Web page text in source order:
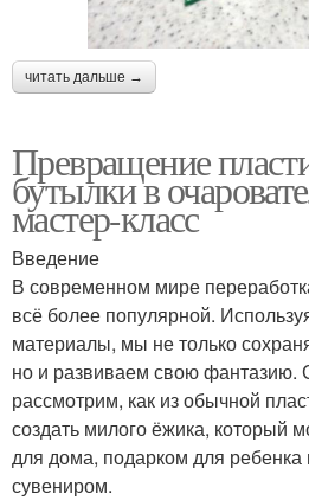
читать дальше →
Превращение
бутылки в
мастер-класс
Введение
В современном мире
всё более популярной.
материалы, мы не только
но и развиваем свою фантазию.
рассмотрим, как из обычной
создать милого ёжика, который
для дома, подарком для
сувениром.